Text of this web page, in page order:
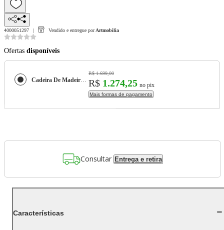
4000051297 Vendido e entregue por Artmobilia
Ofertas disponíveis
Cadeira De Madeira Cavalet Com Assento e Encosto Estofado 62 x 79 x 57 cm (L x A x P) - Cor Preto Tecido Corino Preto 22B
R$ 1.699,00
R$ 1.274,25 no pix
Mais formas de pagamento
Consultar Entrega e retira
Características